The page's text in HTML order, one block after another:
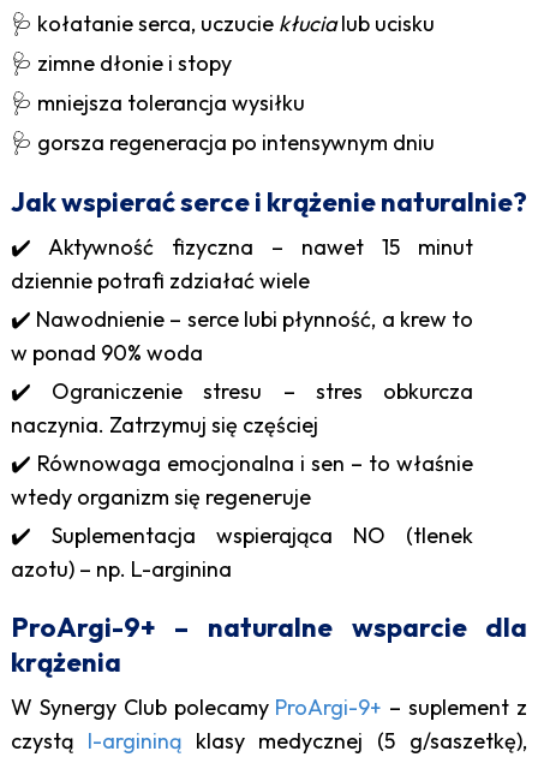
🩺 kołatanie serca, uczucie kłucialub ucisku
🩺 zimne dłonie i stopy
🩺 mniejsza tolerancja wysiłku
🩺 gorsza regeneracja po intensywnym dniu
Jak wspierać serce i krążenie naturalnie?
✔️ Aktywność fizyczna – nawet 15 minut
dziennie potrafi zdziałać wiele
✔️ Nawodnienie – serce lubi płynność, a krew to
w ponad 90% woda
✔️ Ograniczenie stresu – stres obkurcza
naczynia. Zatrzymuj się częściej
✔️ Równowaga emocjonalna i sen – to właśnie
wtedy organizm się regeneruje
✔️ Suplementacja wspierająca NO (tlenek
azotu) – np. L-arginina
ProArgi-9+ – naturalne wsparcie dla
krążenia
W Synergy Club polecamy ProArgi-9+ – suplement z
czystą l-argininąklasy medycznej (5 g/saszetkę),